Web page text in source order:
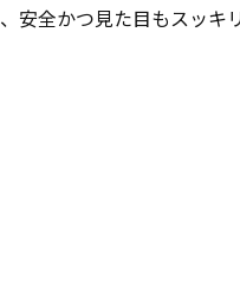
安全かつ見た目もスッキ